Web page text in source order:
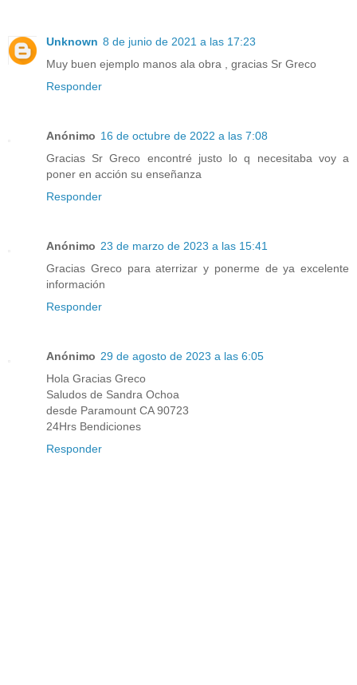
Unknown 8 de junio de 2021 a las 17:23
Muy buen ejemplo manos ala obra , gracias Sr Greco
Responder
Anónimo 16 de octubre de 2022 a las 7:08
Gracias Sr Greco encontré justo lo q necesitaba voy a
poner en acción su enseñanza
Responder
Anónimo 23 de marzo de 2023 a las 15:41
Gracias Greco para aterrizar y ponerme de ya excelente
información
Responder
Anónimo 29 de agosto de 2023 a las 6:05
Hola Gracias Greco
Saludos de Sandra Ochoa
desde Paramount CA 90723
24Hrs Bendiciones
Responder